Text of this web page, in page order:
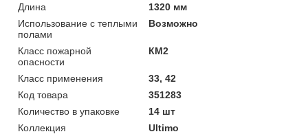
Длина
1320 мм
Использование с теплыми
полами
Возможно
Класс пожарной
опасности
КМ2
Класс применения
33, 42
Код товара
351283
Количество в упаковке
14 шт
Коллекция
Ultimo